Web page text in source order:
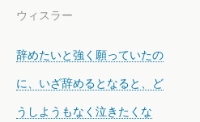
ウィスラー
辞めたいと強く願っていたの
に、いざ辞めるとなると、ど
うしようもなく泣きたくな